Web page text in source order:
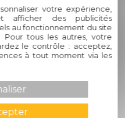
Tolosan
Tolosan
Tolosan
Tolosan
Castanet-Tolosan
votre expérience,
afficher des publicités
au fonctionnement du site
Pour tous les autres, votre
le contrôle : acceptez,
à tout moment via les